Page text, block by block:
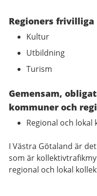
Regioners
Kultur
Utbildning
Turism
Gemensam,
kommuner och
Regional och lokal
I Västra Götaland är
som är
regional och lokal